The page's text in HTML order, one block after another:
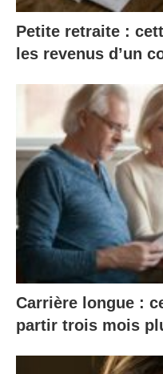
Petite retraite :
les revenus d’un
Carrière longue :
partir trois mois